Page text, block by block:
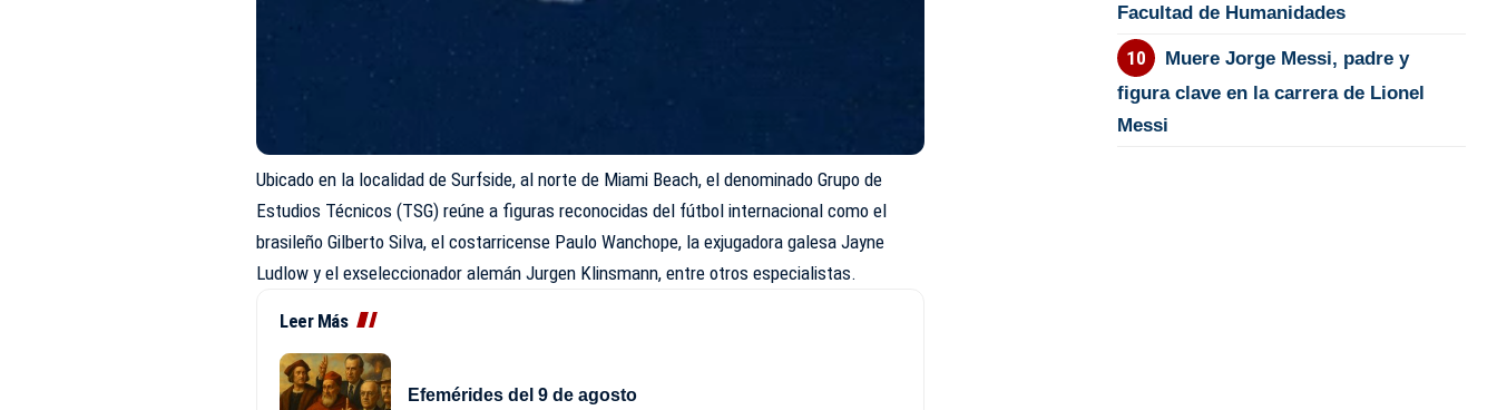
Ubicado en la localidad de Surfside, al norte de Miami Beach, el denominado Grupo de
Estudios Técnicos (TSG) reúne a figuras reconocidas del fútbol internacional como el
brasileño Gilberto Silva, el costarricense Paulo Wanchope, la exjugadora galesa Jayne
Ludlow y el exseleccionador alemán Jurgen Klinsmann, entre otros especialistas.
Leer Más
Efemérides del 9 de agosto
Facultad de Humanidades
Muere Jorge Messi, padre y
figura clave en la carrera de Lionel
Messi